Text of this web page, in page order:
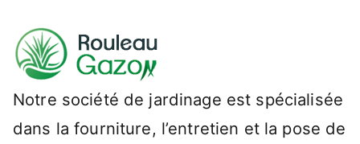
Notre société de jardinage est spécialisée
dans la fourniture, l’entretien et la pose de